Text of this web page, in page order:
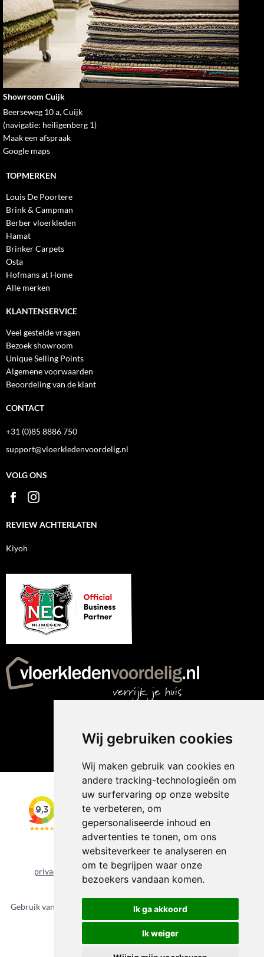
Wij gebruiken cookies
Wij maken gebruik van cookies en
andere tracking-technologieën om
uw surfervaring op onze website
te verbeteren, om
gepersonaliseerde inhoud en
advertenties te tonen, om ons
websiteverkeer te analyseren en
om te begrijpen waar onze
bezoekers vandaan komen.
Ik ga akkoord
Ik weiger
Showroom Cuijk
Beerseweg 10 a, Cuijk
(navigatie: heiligenberg 1)
Maak een afspraak
Google maps
TOPMERKEN
Louis De Poortere
Brink & Campman
Berber vloerkleden
Hamat
Brinker Carpets
Osta
Hofmans at Home
Alle merken
KLANTENSERVICE
Veel gestelde vragen
Bezoek showroom
Unique Selling Points
Algemene voorwaarden
Beoordeling van de klant
CONTACT
+31 (0)85 8886 750
support@vloerkledenvoordelig.nl
VOLG ONS
REVIEW ACHTERLATEN
Kiyoh
privacybeleidcookiebeleid Update cookie voorkeuren
Gebruik van deze site betekent dat u de algemene voorwaarden
CBW erkende woonwinkels accepteert.